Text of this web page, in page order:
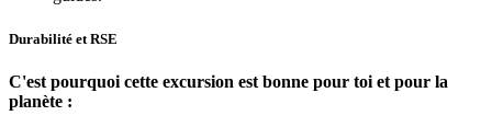
Durabilité et RSE
C'est pourquoi cette excursion est bonne pour toi et pour la
planète :